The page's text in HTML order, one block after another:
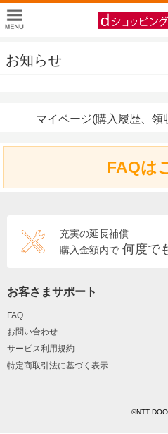
お知らせ
マイページ(購入履歴、領
FAQは
充実の延長補償
購入金額内で 何度で
お客さまサポート
FAQ
お問い合わせ
サービス利用規約
特定商取引法に基づく表示
©NTT